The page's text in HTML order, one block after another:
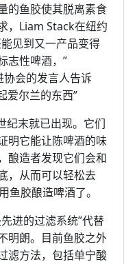
的鱼胶使其脱离素食
，Liam Stack在纽约
见到又一产品变得
志性啤酒，”
会的发言人告诉
爱尔兰的东西”
纪末就已出现。它们
明它能让陈啤酒的味
酿造者发现它们会和
，从而可以轻松去
鱼胶酿造啤酒了。
进的过滤系统”代替
明朗。目前鱼胶之外
滤方法，包括单宁酸